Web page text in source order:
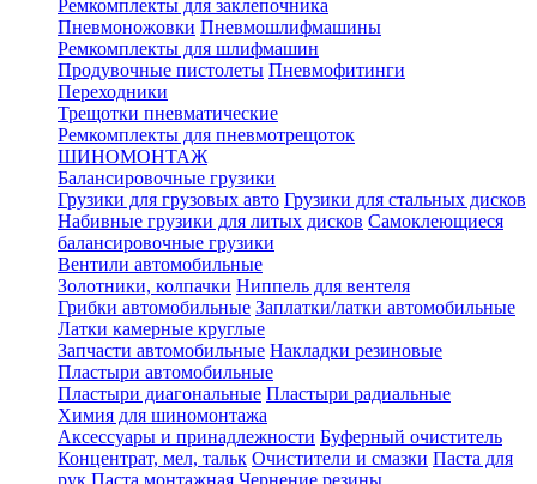
Ремкомплекты для заклепочника
Пневмоножовки Пневмошлифмашины
Ремкомплекты для шлифмашин
Продувочные пистолеты Пневмофитинги
Переходники
Трещотки пневматические
Ремкомплекты для пневмотрещоток
ШИНОМОНТАЖ
Балансировочные грузики
Грузики для грузовых авто Грузики для стальных дисков
Набивные грузики для литых дисков Самоклеющиеся
балансировочные грузики
Вентили автомобильные
Золотники, колпачки Ниппель для вентеля
Грибки автомобильные Заплатки/латки автомобильные
Латки камерные круглые
Запчасти автомобильные Накладки резиновые
Пластыри автомобильные
Пластыри диагональные Пластыри радиальные
Химия для шиномонтажа
Аксессуары и принадлежности Буферный очиститель
Концентрат, мел, тальк Очистители и смазки Паста для
рук Паста монтажная Чернение резины